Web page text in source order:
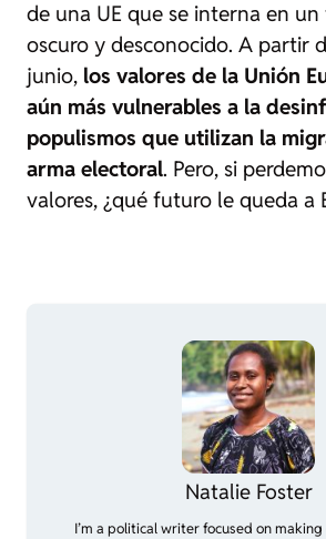
de una UE que se interna en
oscuro y desconocido. A partir
junio, los valores de la Unión
aún más vulnerables a la
populismos que utilizan la
arma electoral. Pero, si
valores, ¿qué futuro le queda a
Natalie Foster
I’m a political writer focused on